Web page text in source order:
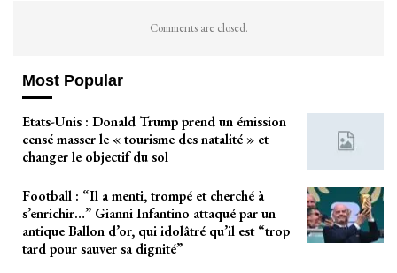
Comments are closed.
Most Popular
Etats-Unis : Donald Trump prend un émission
censé masser le « tourisme des natalité » et
changer le objectif du sol
Football : “Il a menti, trompé et cherché à
s’enrichir…” Gianni Infantino attaqué par un
antique Ballon d’or, qui idolâtré qu’il est “trop
tard pour sauver sa dignité”